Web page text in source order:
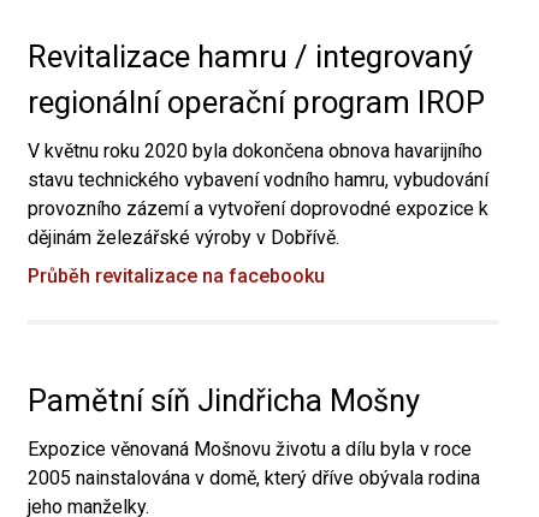
Revitalizace hamru / integrovaný
regionální operační program IROP
V květnu roku 2020 byla dokončena obnova havarijního
stavu technického vybavení vodního hamru, vybudování
provozního zázemí a vytvoření doprovodné expozice k
dějinám železářské výroby v Dobřívě.
Průběh revitalizace na facebooku
Pamětní síň Jindřicha Mošny
Expozice věnovaná Mošnovu životu a dílu byla v roce
2005 nainstalována v domě, který dříve obývala rodina
jeho manželky.